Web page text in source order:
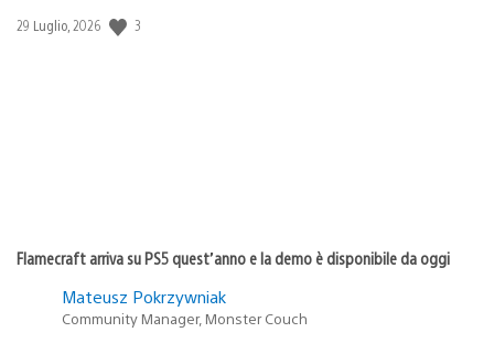
Data
29 Luglio, 2026 3
Flamecraft arriva su PS5 quest’anno e la demo è disponibile da oggi
Mateusz Pokrzywniak
Community Manager, Monster Couch